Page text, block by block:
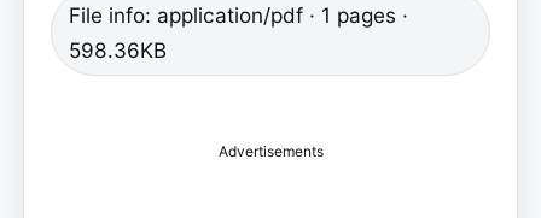
File info: application/pdf · 1 pages ·
598.36KB
Advertisements